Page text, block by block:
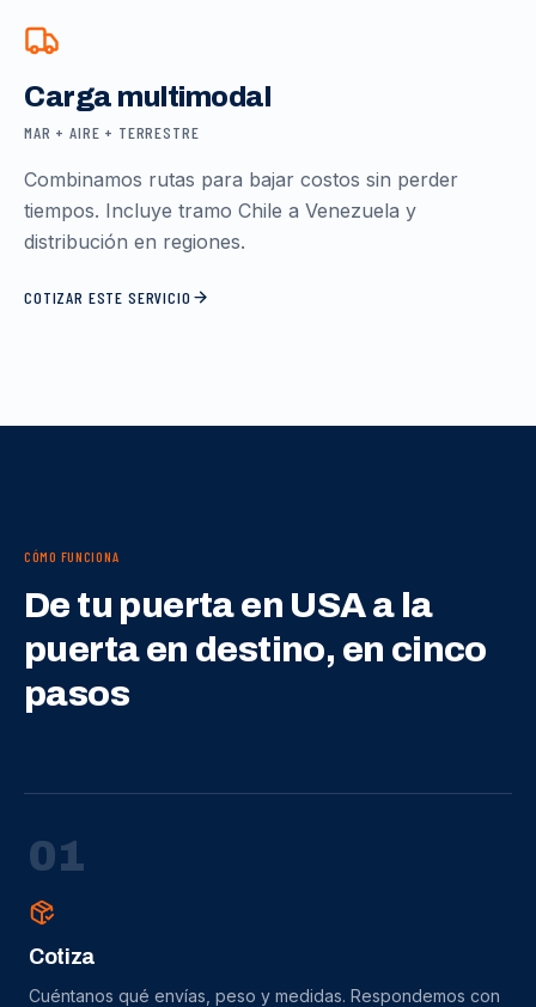
Carga multimodal
MAR + AIRE + TERRESTRE
Combinamos rutas para bajar costos sin perder
tiempos. Incluye tramo Chile a Venezuela y
distribución en regiones.
COTIZAR ESTE SERVICIO
CÓMO FUNCIONA
De tu puerta en USA a la
puerta en destino, en cinco
pasos
01
Cotiza
Cuéntanos qué envías, peso y medidas. Respondemos con